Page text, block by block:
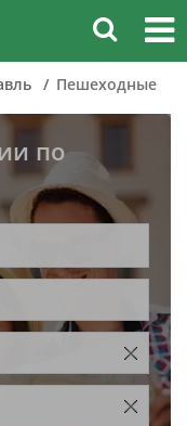
Пешеходные
по